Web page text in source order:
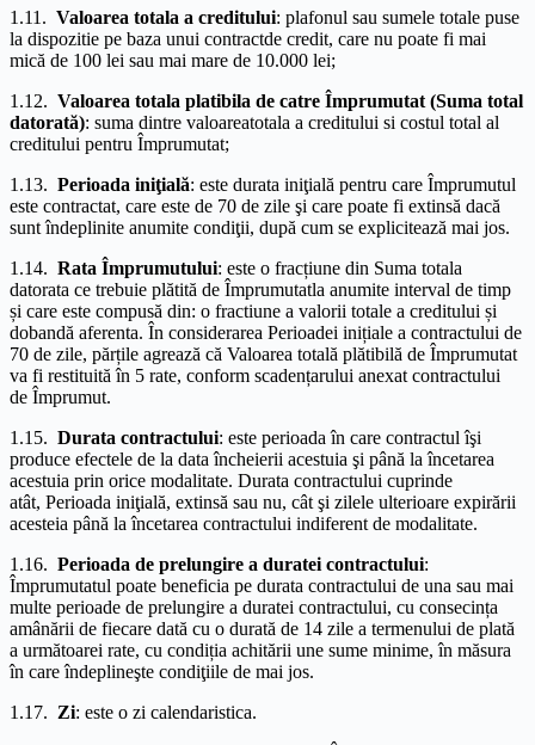
1.11. Valoarea totala a creditului: plafonul sau sumele totale puse
la dispozitie pe baza unui contractde credit, care nu poate fi mai
mică de 100 lei sau mai mare de 10.000 lei;
1.12. Valoarea totala platibila de catre Împrumutat (Suma total
datorată): suma dintre valoareatotala a creditului si costul total al
creditului pentru Împrumutat;
1.13. Perioada iniţială: este durata iniţială pentru care Împrumutul
este contractat, care este de 70 de zile şi care poate fi extinsă dacă
sunt îndeplinite anumite condiţii, după cum se explicitează mai jos.
1.14. Rata Împrumutului: este o fracțiune din Suma totala
datorata ce trebuie plătită de Împrumutatla anumite interval de timp
și care este compusă din: o fractiune a valorii totale a creditului și
dobandă aferenta. În considerarea Perioadei inițiale a contractului de
70 de zile, părțile agrează că Valoarea totală plătibilă de Împrumutat
va fi restituită în 5 rate, conform scadențarului anexat contractului
de Împrumut.
1.15. Durata contractului: este perioada în care contractul îşi
produce efectele de la data încheierii acestuia şi până la încetarea
acestuia prin orice modalitate. Durata contractului cuprinde
atât, Perioada iniţială, extinsă sau nu, cât şi zilele ulterioare expirării
acesteia până la încetarea contractului indiferent de modalitate.
1.16. Perioada de prelungire a duratei contractului:
Împrumutatul poate beneficia pe durata contractului de una sau mai
multe perioade de prelungire a duratei contractului, cu consecința
amânării de fiecare dată cu o durată de 14 zile a termenului de plată
a următoarei rate, cu condiția achitării une sume minime, în măsura
în care îndeplineşte condiţiile de mai jos.
1.17. Zi: este o zi calendaristica.